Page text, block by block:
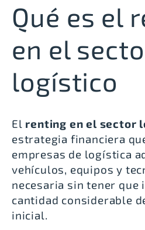
Qué es el
en el
logístico
El renting en el sector
estrategia financiera
empresas de logística
vehículos, equipos y
necesaria sin tener que
cantidad considerable
inicial.